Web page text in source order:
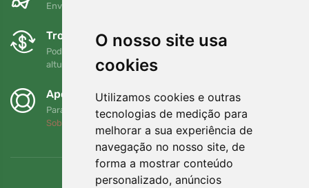
O nosso site usa
cookies
Utilizamos cookies e outras
tecnologias de medição para
melhorar a sua experiência de
navegação no nosso site, de
forma a mostrar conteúdo
personalizado, anúncios
Envio gratuito para encomendas superiores a 80 EUR
Trocas e devoluções gratuitas
Pode devolver ou trocar a sua encomenda em qualquer
altura no prazo de 90 dias
Apoiamos a Trees.org
Para cada encomenda plantamos uma árvore! Leia mais
Sobre nós